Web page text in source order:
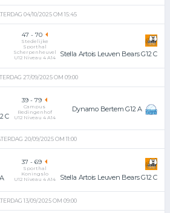
04/10/2025 OM 15:45
47 - 70
Stedelijke
Sporthal
Scherpenheuvel
U12 Niveau 4 A14
Stella Artois Leuven Bears G12 C
27/09/2025 OM 09:00
C
39 - 79
Campus
Redingenhof
U12 Niveau 4 A14
Dynamo Bertem G12 A
20/09/2025 OM 11:00
37 - 69
Sporthal
Koningslo
U12 Niveau 4 A14
Stella Artois Leuven Bears G12 C
13/09/2025 OM 09:00